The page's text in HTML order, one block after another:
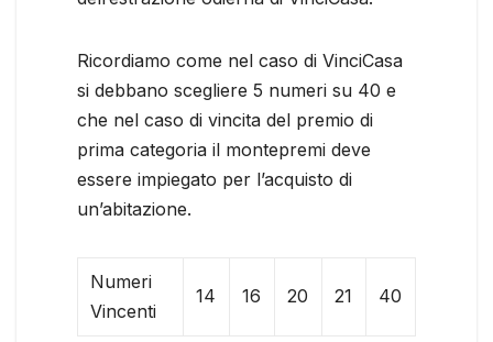
Ricordiamo come nel caso di VinciCasa
si debbano scegliere 5 numeri su 40 e
che nel caso di vincita del premio di
prima categoria il montepremi deve
essere impiegato per l’acquisto di
un’abitazione.
Numeri
Vincenti
14 16 20 21 40